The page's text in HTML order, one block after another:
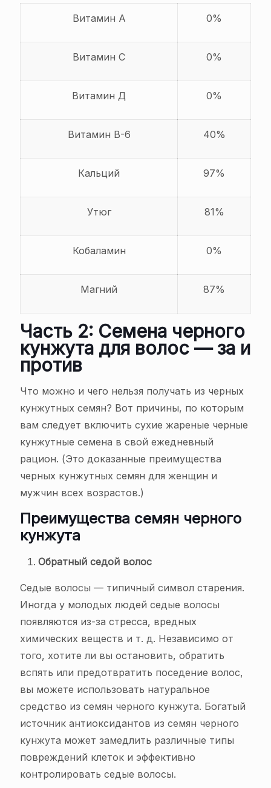
Витамин А 0%
Витамин C 0%
Витамин Д 0%
Витамин В-6 40%
Кальций 97%
Утюг 81%
Кобаламин 0%
Магний 87%
Часть 2: Семена черного
кунжута для волос — за и
против
Что можно и чего нельзя получать из черных
кунжутных семян? Вот причины, по которым
вам следует включить сухие жареные черные
кунжутные семена в свой ежедневный
рацион. (Это доказанные преимущества
черных кунжутных семян для женщин и
мужчин всех возрастов.)
Преимущества семян черного
кунжута
Обратный седой волос
Седые волосы — типичный символ старения.
Иногда у молодых людей седые волосы
появляются из-за стресса, вредных
химических веществ и т. д. Независимо от
того, хотите ли вы остановить, обратить
вспять или предотвратить поседение волос,
вы можете использовать натуральное
средство из семян черного кунжута. Богатый
источник антиоксидантов из семян черного
кунжута может замедлить различные типы
повреждений клеток и эффективно
контролировать седые волосы.